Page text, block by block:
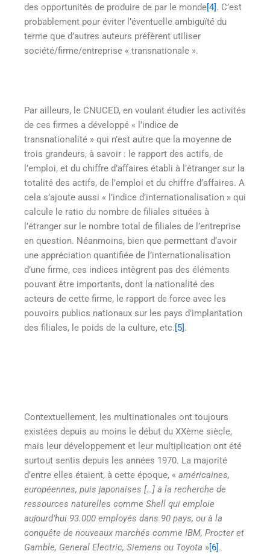
des opportunités de produire de par le monde[4]. C’est
probablement pour éviter l’éventuelle ambiguïté du
terme que d’autres auteurs préfèrent utiliser
société/firme/entreprise « transnationale ».
Par ailleurs, le CNUCED, en voulant étudier les activités
de ces firmes a développé « l’indice de
transnationalité » qui n’est autre que la moyenne de
trois grandeurs, à savoir : le rapport des actifs, de
l’emploi, et du chiffre d’affaires établi à l’étranger sur la
totalité des actifs, de l’emploi et du chiffre d’affaires. A
cela s’ajoute aussi « l’indice d’internationalisation » qui
calcule le ratio du nombre de filiales situées à
l’étranger sur le nombre total de filiales de l’entreprise
en question. Néanmoins, bien que permettant d’avoir
une appréciation quantifiée de l’internationalisation
d’une firme, ces indices intègrent pas des éléments
pouvant être importants, dont la nationalité des
acteurs de cette firme, le rapport de force avec les
pouvoirs publics nationaux sur les pays d’implantation
des filiales, le poids de la culture, etc.[5].
Contextuellement, les multinationales ont toujours
existées depuis au moins le début du XXème siècle,
mais leur développement et leur multiplication ont été
surtout sentis depuis les années 1970. La majorité
d’entre elles étaient, à cette époque, « américaines,
européennes, puis japonaises […] à la recherche de
ressources naturelles comme Shell qui emploie
aujourd’hui 93.000 employés dans 90 pays, ou à la
conquête de nouveaux marchés comme IBM, Procter et
Gamble, General Electric, Siemens ou Toyota » [6] .